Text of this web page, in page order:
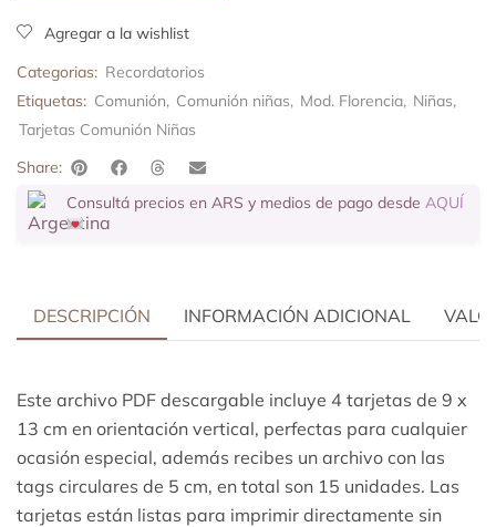
Agregar a la wishlist
Categorias: Recordatorios
Etiquetas: Comunión, Comunión niñas, Mod. Florencia, Niñas,
Tarjetas Comunión Niñas
Share:
Consultá precios en ARS y medios de pago desde AQUÍ
DESCRIPCIÓN INFORMACIÓN ADICIONAL
Este archivo PDF descargable incluye 4 tarjetas de 9 x
13 cm en orientación vertical, perfectas para cualquier
ocasión especial, además recibes un archivo con las
tags circulares de 5 cm, en total son 15 unidades. Las
tarjetas están listas para imprimir directamente sin